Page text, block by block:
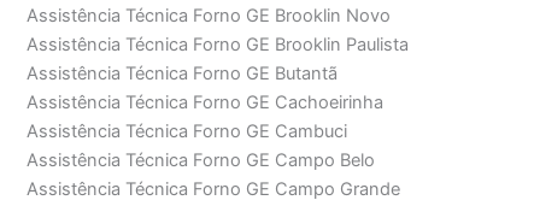
Assistência Técnica Forno GE Brooklin Novo
Assistência Técnica Forno GE Brooklin Paulista
Assistência Técnica Forno GE Butantã
Assistência Técnica Forno GE Cachoeirinha
Assistência Técnica Forno GE Cambuci
Assistência Técnica Forno GE Campo Belo
Assistência Técnica Forno GE Campo Grande